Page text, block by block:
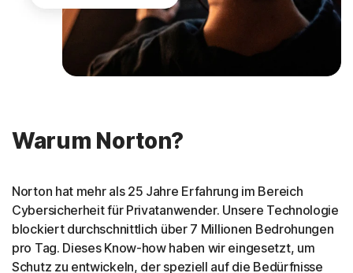
Warum Norton?
Norton hat mehr als 25 Jahre Erfahrung im Bereich
Cybersicherheit für Privatanwender. Unsere Technologie
blockiert durchschnittlich über 7 Millionen Bedrohungen
pro Tag. Dieses Know-how haben wir eingesetzt, um
Schutz zu entwickeln, der speziell auf die Bedürfnisse